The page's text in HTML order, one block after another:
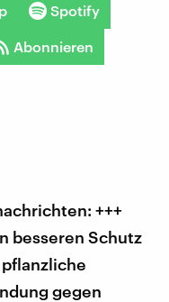
Spotify
Abonnieren
+++
besseren Schutz
pflanzliche
gegen